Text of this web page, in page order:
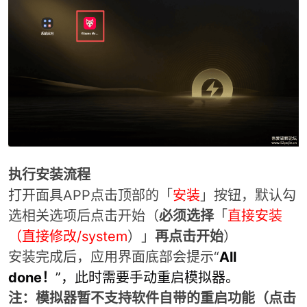
jie.
cn
执行安装流程
打开面具APP点击顶部的「 安装 」按钮，默认勾
选相关选项后点击开始（必须选择「 直接安装
（直接修改/system）」 再点击开始）
安装完成后，应用界面底部会提示“All
done！ ”，此时需要手动重启模拟器。
注：模拟器暂不支持软件自带的重启功能（点击